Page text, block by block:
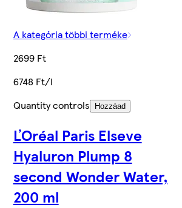
A kategória többi terméke
2699 Ft
6748 Ft/l
Quantity controls
Hozzáad
ĽOréal Paris Elseve
Hyaluron Plump 8
second Wonder Water,
200 ml